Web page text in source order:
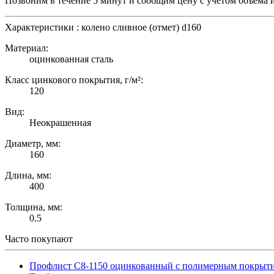
Характеристики : колено сливное (отмет) d160
Материал:
оцинкованная сталь
Класс цинкового покрытия, г/м²:
120
Вид:
Неокрашенная
Диаметр, мм:
160
Длина, мм:
400
Толщина, мм:
0.5
Часто покупают
Профлист С8-1150 оцинкованный с полимерным